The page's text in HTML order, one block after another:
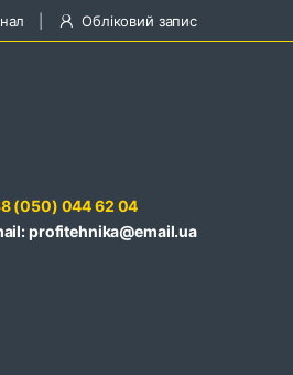
Обліковий запис
(050) 044 62 04
profitehnika@email.ua